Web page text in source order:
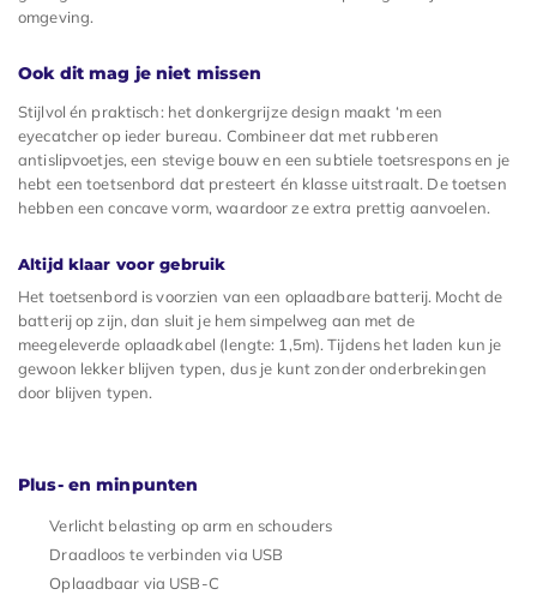
omgeving.
Ook dit mag je niet missen
Stijlvol én praktisch: het donkergrijze design maakt ‘m een
eyecatcher op ieder bureau. Combineer dat met rubberen
antislipvoetjes, een stevige bouw en een subtiele toetsrespons en je
hebt een toetsenbord dat presteert én klasse uitstraalt. De toetsen
hebben een concave vorm, waardoor ze extra prettig aanvoelen.
Altijd klaar voor gebruik
Het toetsenbord is voorzien van een oplaadbare batterij. Mocht de
batterij op zijn, dan sluit je hem simpelweg aan met de
meegeleverde oplaadkabel (lengte: 1,5m). Tijdens het laden kun je
gewoon lekker blijven typen, dus je kunt zonder onderbrekingen
door blijven typen.
Plus- en minpunten
Verlicht belasting op arm en schouders
Draadloos te verbinden via USB
Oplaadbaar via USB-C